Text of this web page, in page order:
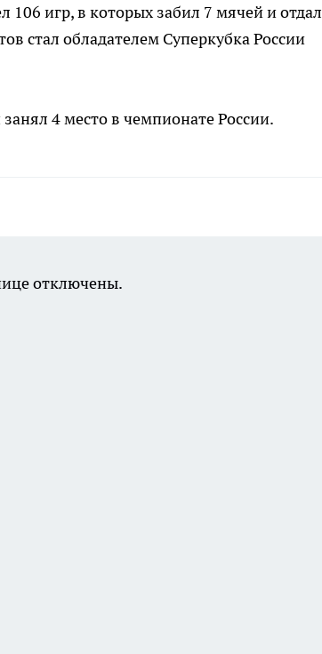
игр, в которых забил 7 мячей и отдал
стал обладателем Суперкубка России
4 место в чемпионате России.
отключены.